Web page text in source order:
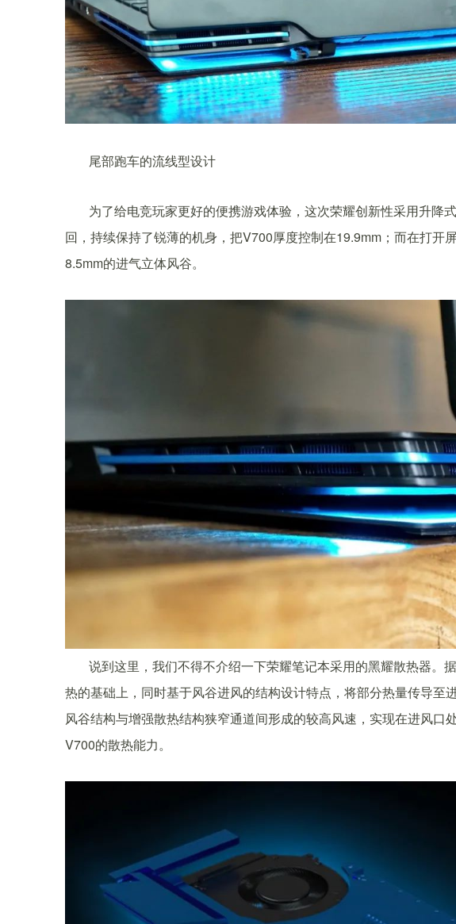
尾部跑车的流线型设计
为了给电竞玩家更好的便携游戏体验，这次荣耀创新性采用升降
回，持续保持了锐薄的机身，把V700厚度控制在19.9mm；而在打开
8.5mm的进气立体风谷。
说到这里，我们不得不介绍一下荣耀笔记本采用的黑耀散热器。
热的基础上，同时基于风谷进风的结构设计特点，将部分热量传导至
风谷结构与增强散热结构狭窄通道间形成的较高风速，实现在进风口
V700的散热能力。